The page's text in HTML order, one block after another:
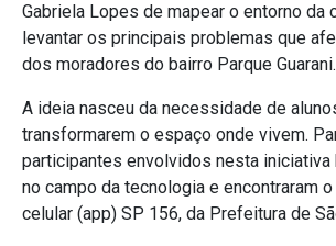
Gabriela Lopes de mapear o entorno da
levantar os principais problemas que
dos moradores do bairro Parque Guarani.
A ideia nasceu da necessidade de
transformarem o espaço onde vivem.
participantes envolvidos nesta iniciativa
no campo da tecnologia e encontraram
celular (app) SP 156, da Prefeitura de